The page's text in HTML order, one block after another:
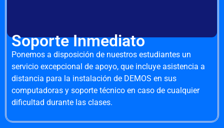
Soporte Inmediato
Ponemos a disposición de nuestros estudiantes un
servicio excepcional de apoyo, que incluye asistencia a
distancia para la instalación de DEMOS en sus
computadoras y soporte técnico en caso de cualquier
dificultad durante las clases.